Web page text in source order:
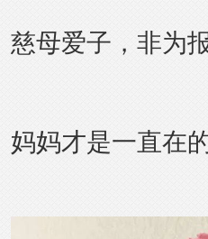
慈母爱子，非为
妈妈才是一直在